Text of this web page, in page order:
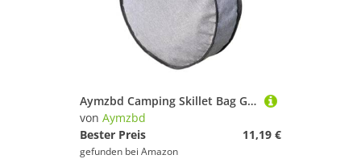
Aymzbd Camping Skillet Bag Grillpfannen Tasche Kochgeschirr Organizer Oxford Stoff Tragetasche mit Reißverschluss Handgriff für BBQ Reisen Camping Strand, 40cmx10cm
von Aymzbd
Bester Preis
11,19 €
gefunden bei Amazon